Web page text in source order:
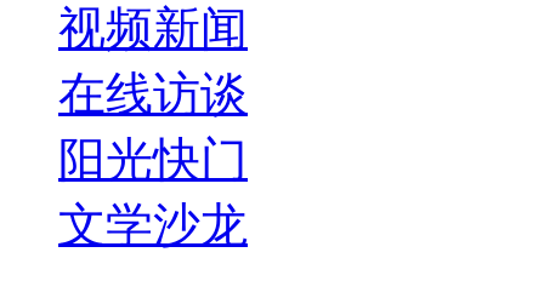
视频新闻
在线访谈
阳光快门
文学沙龙